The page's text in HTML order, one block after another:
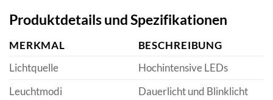
Produktdetails und Spezifikationen
MERKMAL
BESCHREIBUNG
Lichtquelle
Hochintensive LEDs
Leuchtmodi
Dauerlicht und Blinklicht